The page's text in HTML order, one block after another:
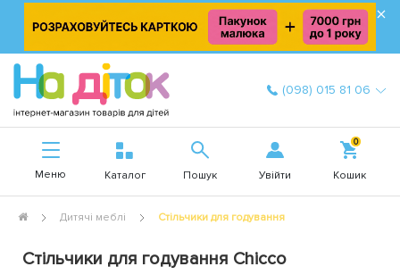
×
(098) 015 81 06
Меню Каталог Пошук Увійти
0
Кошик
Дитячі меблі Стільчики для годування
Стільчики для годування Chicco